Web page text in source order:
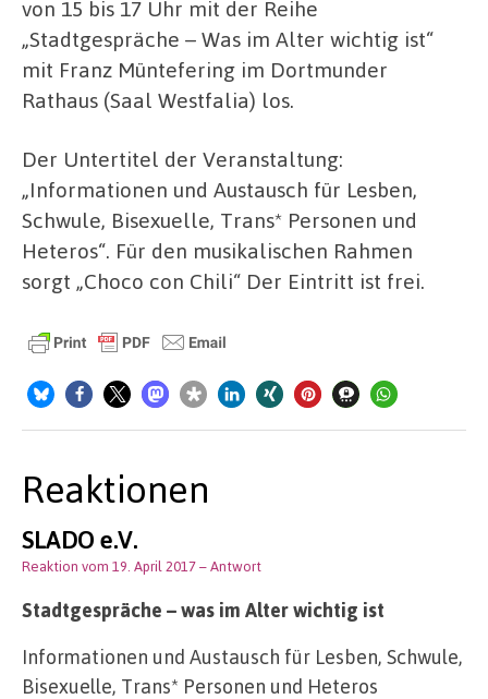
von 15 bis 17 Uhr mit der Reihe
„Stadtgespräche – Was im Alter wichtig ist“
mit Franz Müntefering im Dortmunder
Rathaus (Saal Westfalia) los.
Der Untertitel der Veranstaltung:
„Informationen und Austausch für Lesben,
Schwule, Bisexuelle, Trans* Personen und
Heteros“. Für den musikalischen Rahmen
sorgt „Choco con Chili“ Der Eintritt ist frei.
Reaktionen
SLADO e.V.
Reaktion vom 19. April 2017– Antwort
Stadtgespräche – was im Alter wichtig ist
Informationen und Austausch für Lesben, Schwule,
Bisexuelle, Trans* Personen und Heteros